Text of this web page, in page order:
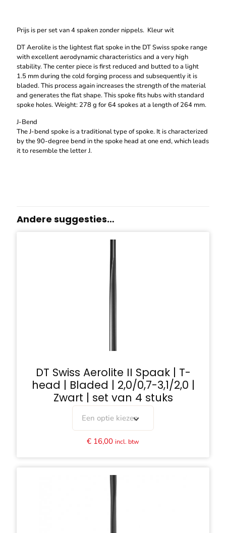
Prijs is per set van 4 spaken zonder nippels. Kleur wit
DT Aerolite is the lightest flat spoke in the DT Swiss spoke range
with excellent aerodynamic characteristics and a very high
stability. The center piece is first reduced and butted to a light
1.5 mm during the cold forging process and subsequently it is
bladed. This process again increases the strength of the material
and generates the flat shape. This spoke fits hubs with standard
spoke holes. Weight: 278 g for 64 spokes at a length of 264 mm.
J-Bend
The J-bend spoke is a traditional type of spoke. It is characterized
by the 90-degree bend in the spoke head at one end, which leads
it to resemble the letter J.
Andere suggesties…
DT Swiss Aerolite II Spaak | T-
head | Bladed | 2,0/0,7-3,1/2,0 |
Zwart | set van 4 stuks
Een optie kiezen
€ 16,00 incl. btw